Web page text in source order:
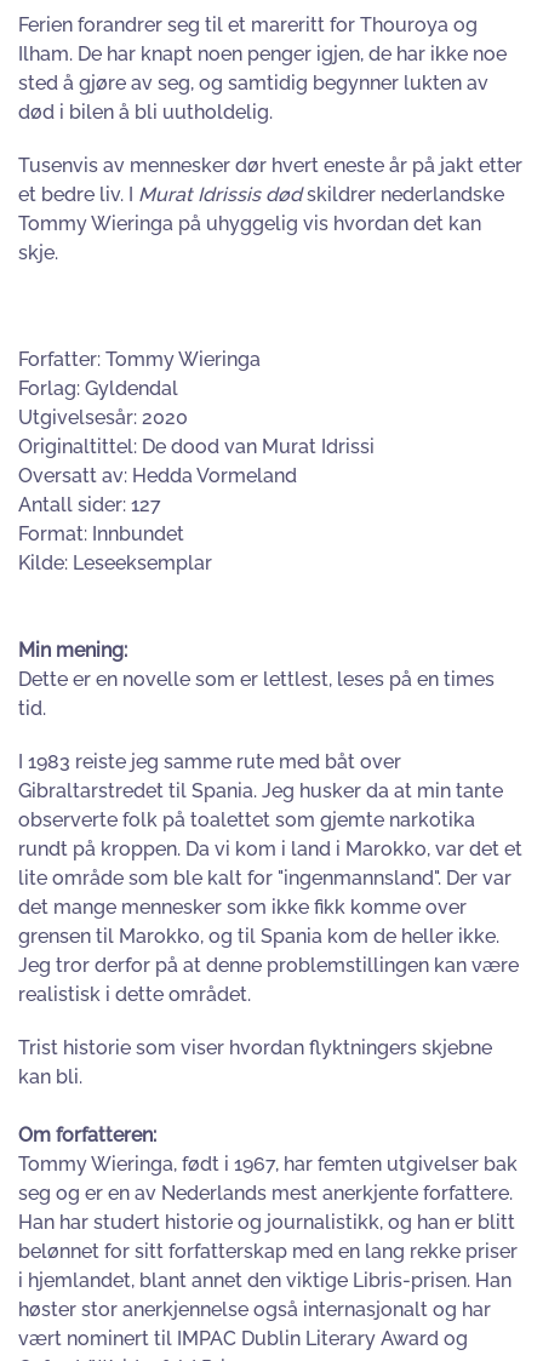
Ferien forandrer seg til et mareritt for Thouroya og
Ilham. De har knapt noen penger igjen, de har ikke noe
sted å gjøre av seg, og samtidig begynner lukten av
død i bilen å bli uutholdelig.
Tusenvis av mennesker dør hvert eneste år på jakt etter
et bedre liv. I Murat Idrissis dødskildrer nederlandske
Tommy Wieringa på uhyggelig vis hvordan det kan
skje.
Forfatter: Tommy Wieringa
Forlag: Gyldendal
Utgivelsesår: 2020
Originaltittel: De dood van Murat Idrissi
Oversatt av: Hedda Vormeland
Antall sider: 127
Format: Innbundet
Kilde: Leseeksemplar
Min mening:
Dette er en novelle som er lettlest, leses på en times
tid.
I 1983 reiste jeg samme rute med båt over
Gibraltarstredet til Spania. Jeg husker da at min tante
observerte folk på toalettet som gjemte narkotika
rundt på kroppen. Da vi kom i land i Marokko, var det et
lite område som ble kalt for "ingenmannsland". Der var
det mange mennesker som ikke fikk komme over
grensen til Marokko, og til Spania kom de heller ikke.
Jeg tror derfor på at denne problemstillingen kan være
realistisk i dette området.
Trist historie som viser hvordan flyktningers skjebne
kan bli.
Om forfatteren:
Tommy Wieringa, født i 1967, har femten utgivelser bak
seg og er en av Nederlands mest anerkjente forfattere.
Han har studert historie og journalistikk, og han er blitt
belønnet for sitt forfatterskap med en lang rekke priser
i hjemlandet, blant annet den viktige Libris-prisen. Han
høster stor anerkjennelse også internasjonalt og har
vært nominert til IMPAC Dublin Literary Award og